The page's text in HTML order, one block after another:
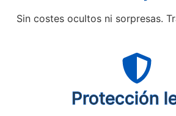
Sin costes ocultos ni sorpresas.
Protección